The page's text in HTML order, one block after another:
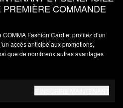
PREMIÈRE COMMANDE
Fashion Card et profitez d’un
accès anticipé aux promotions,
que de nombreux autres avantages